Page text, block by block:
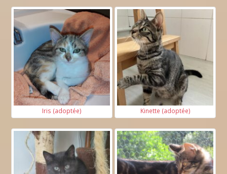
Iris (adoptée) Kinette (adoptée)